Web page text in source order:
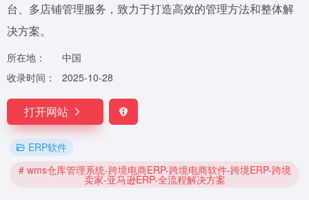
台、多店铺管理服务，致力于打造高效的管理方法和整体解
决方案。
所在地：
中国
收录时间：
2025-10-28
打开网站
ERP软件
# wms仓库管理系统-跨境电商ERP-跨境电商软件-跨境ERP-跨境
卖家-亚马逊ERP-全流程解决方案